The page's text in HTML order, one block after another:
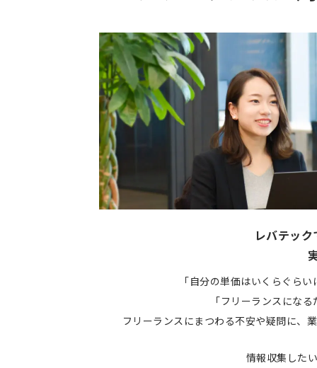
レバテッ
「自分の単価はいくらぐら
「フリーランスにな
フリーランスにまつわる不安や疑問に、
情報収集した